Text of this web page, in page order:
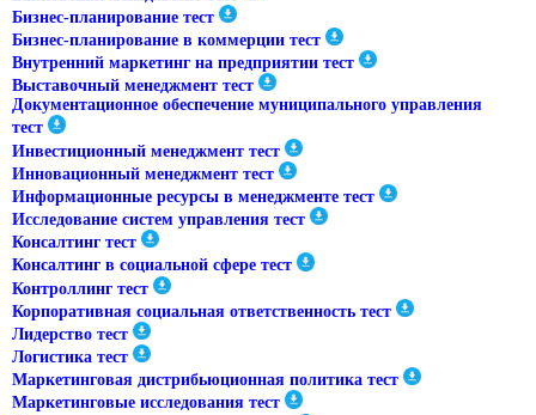
Бизнес-планирование тест
Бизнес-планирование в коммерции тест
Внутренний маркетинг на предприятии тест
Выставочный менеджмент тест
Документационное обеспечение муниципального управления
тест
Инвестиционный менеджмент тест
Инновационный менеджмент тест
Информационные ресурсы в менеджменте тест
Исследование систем управления тест
Консалтинг тест
Консалтинг в социальной сфере тест
Контроллинг тест
Корпоративная социальная ответственность тест
Лидерство тест
Логистика тест
Маркетинговая дистрибьюционная политика тест
Маркетинговые исследования тест